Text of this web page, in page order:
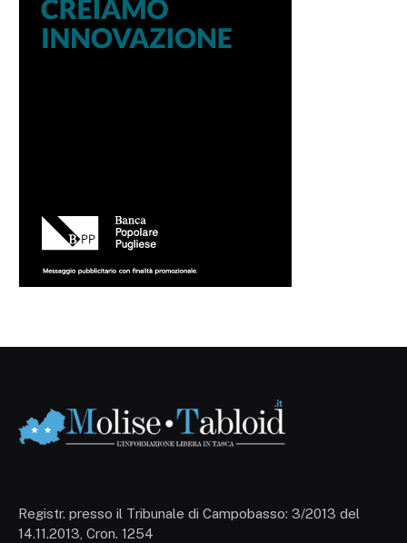
Registr. presso il Tribunale di Campobasso: 3/2013 del
14.11.2013, Cron. 1254